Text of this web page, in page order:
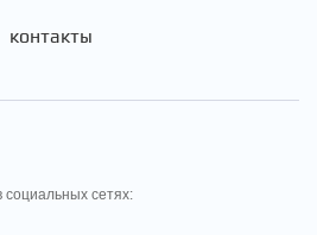
контакты
социальных сетях: